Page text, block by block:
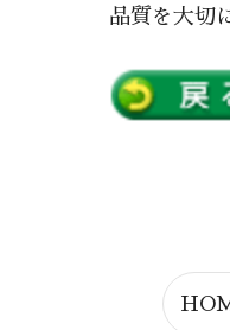
品質を大切